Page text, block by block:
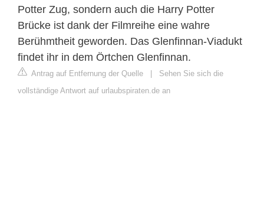
Potter Zug, sondern auch die Harry Potter
Brücke ist dank der Filmreihe eine wahre
Berühmtheit geworden. Das Glenfinnan-Viadukt
findet ihr in dem Örtchen Glenfinnan.
Antrag auf Entfernung der Quelle | Sehen Sie sich die
vollständige Antwort auf urlaubspiraten.de an